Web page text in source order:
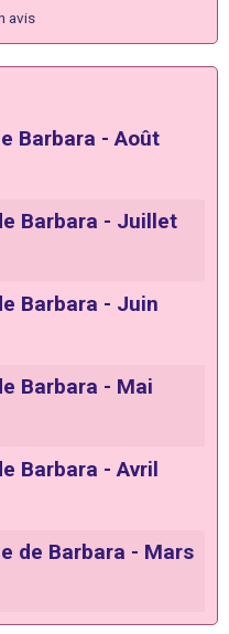
avis
Barbara - Août
Barbara - Juillet
Barbara - Juin
Barbara - Mai
Barbara - Avril
de Barbara - Mars